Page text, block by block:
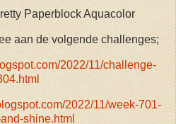
Paperblock Aquacolor
aan de volgende challenges;
2022/11/challenge-
2022/11/week-701-
shine.html